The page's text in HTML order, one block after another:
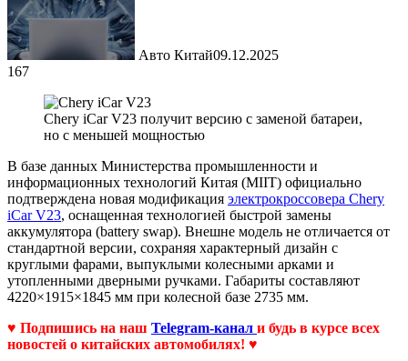
Авто Китай09.12.2025
167
Chery iCar V23 получит версию с заменой батареи,
но с меньшей мощностью
В базе данных Министерства промышленности и
информационных технологий Китая (MIIT) официально
подтверждена новая модификация электрокроссовера Chery
iCar V23, оснащенная технологией быстрой замены
аккумулятора (battery swap). Внешне модель не отличается от
стандартной версии, сохраняя характерный дизайн с
круглыми фарами, выпуклыми колесными арками и
утопленными дверными ручками. Габариты составляют
4220×1915×1845 мм при колесной базе 2735 мм.
♥ Подпишись на наш Telegram-канал и будь в курсе всех
новостей о китайских автомобилях! ♥